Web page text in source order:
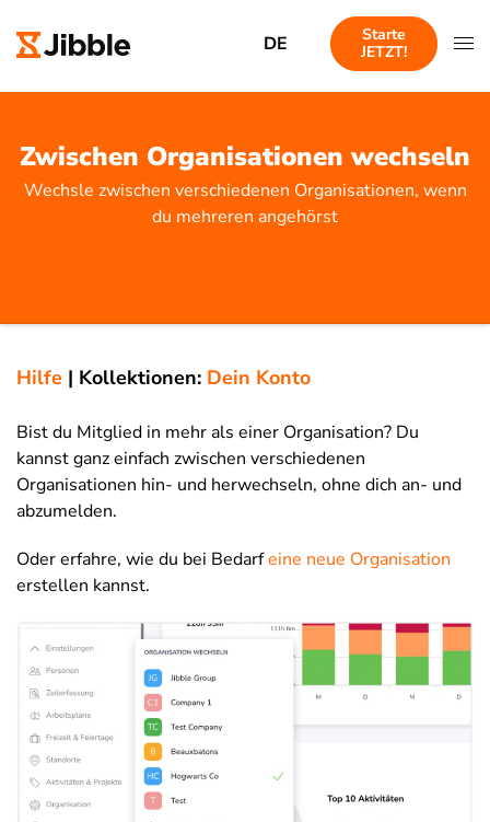
DE
Starte
JETZT!
Zwischen Organisationen wechseln
Wechsle zwischen verschiedenen Organisationen, wenn
du mehreren angehörst
Hilfe | Kollektionen: Dein Konto
Bist du Mitglied in mehr als einer Organisation? Du
kannst ganz einfach zwischen verschiedenen
Organisationen hin- und herwechseln, ohne dich an- und
abzumelden.
Oder erfahre, wie du bei Bedarfeine neue Organisation
erstellen kannst.